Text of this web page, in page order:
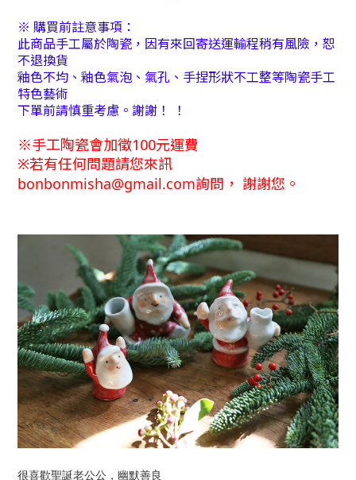
※ 購買前註意事項：
此商品手工屬於陶瓷，因有來回寄送運輸程稍有風險，恕
不退換貨
釉色不均、釉色氣泡、氣孔、手捏形狀不工整等陶瓷手工
特色藝術
下單前請慎重考慮。謝謝！ ！
※手工陶瓷會加徵100元運費
※若有任何問題請您來訊
bonbonmisha@gmail.com詢問 ， 謝謝您。
很喜歡聖誕老公公，幽默善良